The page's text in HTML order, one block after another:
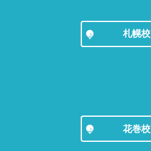
札幌校
花巻校